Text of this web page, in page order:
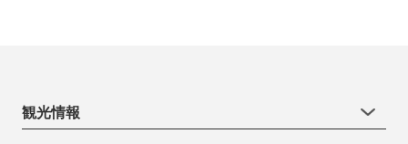
観光情報